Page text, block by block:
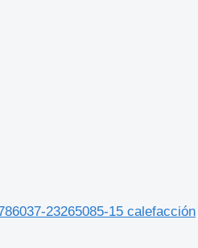
23265085-15 calefacción